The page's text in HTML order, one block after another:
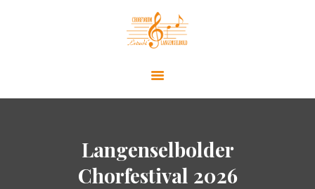
Langenselbolder
Chorfestival 2026